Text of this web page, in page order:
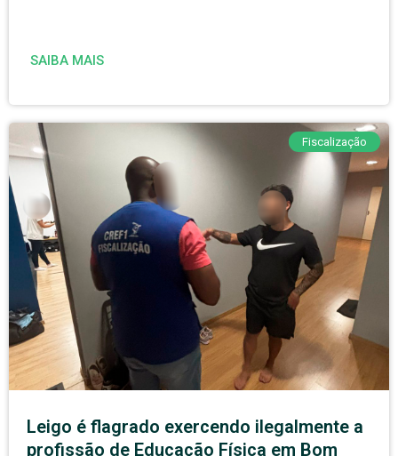
SAIBA MAIS
Fiscalização
Leigo é flagrado exercendo ilegalmente a
profissão de Educação Física em Bom